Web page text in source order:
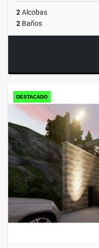
2Alcobas
2 Baños
DESTACADO